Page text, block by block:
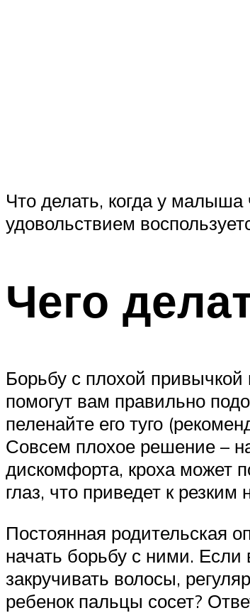
Что делать, когда у
удовольствием
Чего
Борьбу с плохой
помогут вам правильно
пеленайте его туго
Совсем плохое решение –
дискомфорта, кроха может
глаз, что приведет к
Постоянная родительская
начать борьбу с ними. Если
закручивать волосы,
ребенок пальцы сосет?